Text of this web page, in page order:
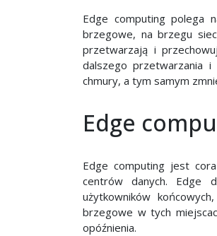
Edge computing polega
brzegowe, na brzegu
przetwarzają i
dalszego przetwarzania i
chmury, a tym samym
Edge
Edge computing jest
centrów danych. Edge
użytkowników
brzegowe w tych
opóźnienia.